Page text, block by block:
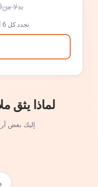
بدلا من
تجدد كل 6 أشهر بالسعر الأصلي
لماذا يثق
إليك بعض
‹